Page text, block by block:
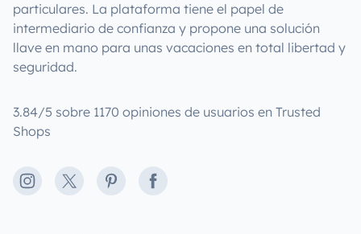
particulares. La plataforma tiene el papel de
intermediario de confianza y propone una solución
llave en mano para unas vacaciones en total libertad y
seguridad.
3.84/5 sobre 1170 opiniones de usuarios en Trusted
Shops
Instagram
X PinterestFacebook